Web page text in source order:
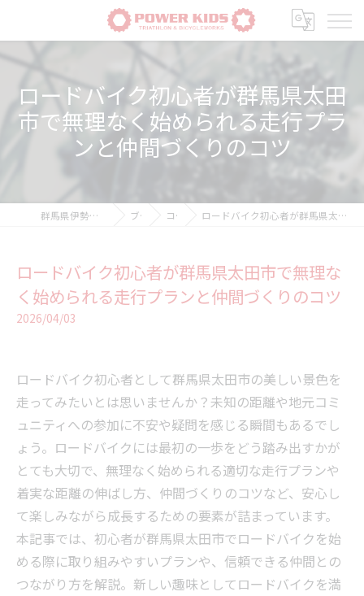
ロードバイク初心者が群馬県太田
市で無理なく始められる走行プラ
ンと仲間づくりのコツ
群馬県伊勢崎の自転車ならPOWER-KIDS ブログ コラム ロードバイク初心者が群馬県太田市で無理なく始められる走行プランと仲間づくりのコツ
ロードバイク初心者が群馬県太田市で無理な
く始められる走行プランと仲間づくりのコツ
2026/04/03
ロードバイク初心者として群馬県太田市の美しい景色を
走ってみたいとは思いませんか？未知の距離や地元コミ
ュニティへの参加に不安や疑問を感じる瞬間もあるでし
ょう。ロードバイクには最初の一歩をどう踏み出すかが
とても大切で、無理なく始められる適切な走行プランや
着実な距離の伸ばし方、仲間づくりのコツなど、安心し
て楽しみながら成長するための要素が詰まっています。
本記事では、初心者が群馬県太田市でロードバイクを始
める際に取り組みやすいプランや、信頼できる仲間との
つながり方を解説。新しい趣味としてロードバイクを満